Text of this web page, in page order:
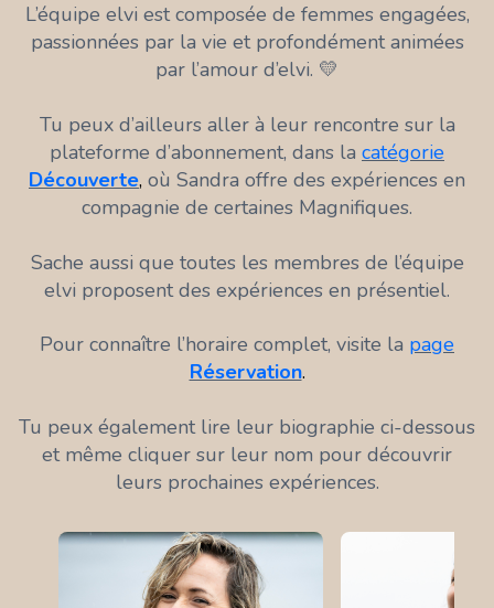
L’équipe elvi est composée de femmes engagées,
passionnées par la vie et profondément animées
par l’amour d’elvi. 💛
Tu peux d’ailleurs aller à leur rencontre sur la
plateforme d’abonnement, dans la catégorie
Découverte, où Sandra offre des expériences en
compagnie de certaines Magnifiques.
Sache aussi que toutes les membres de l’équipe
elvi proposent des expériences en présentiel.
Pour connaître l’horaire complet, visite la page
Réservation.
Tu peux également lire leur biographie ci-dessous
et même cliquer sur leur nom pour découvrir
leurs prochaines expériences.